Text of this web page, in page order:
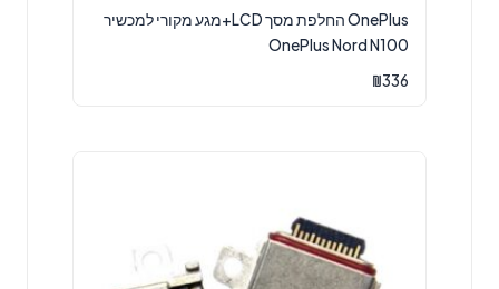
OnePlus החלפת מסך LCD+מגע מקורי למכשיר
OnePlus Nord N100
₪336